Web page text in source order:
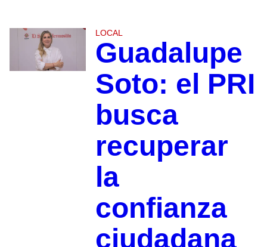
LOCAL
Guadalupe
Soto: el PRI
busca
recuperar
la
confianza
ciudadana